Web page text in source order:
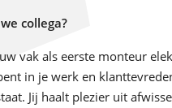
collega?
vak als eerste monteur
in je werk en
Jij haalt plezier uit